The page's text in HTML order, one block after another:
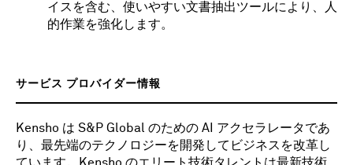
イスを含む、使いやすい文書抽出ツールにより、人
的作業を強化します。
サービス プロバイダー情報
Kensho は S&P Global のための AI アクセラレータであ
り、最先端のテクノロジーを開発してビジネスを改革し